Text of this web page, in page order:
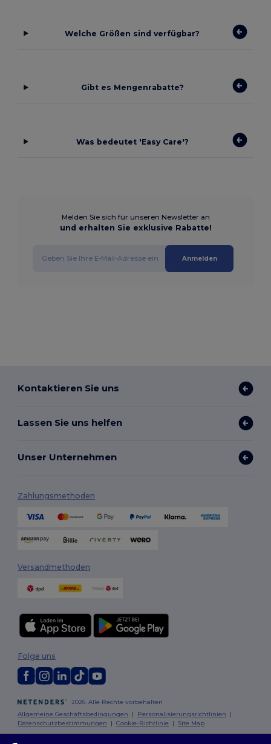
Welche Größen sind verfügbar?
Gibt es Mengenrabatte?
Was bedeutet 'Easy Care'?
Melden Sie sich für unseren Newsletter an
und erhalten Sie exklusive Rabatte!
Anmelden
Kontaktieren Sie uns
Lassen Sie uns helfen
Unser Unternehmen
Zahlungsmethoden
Versandmethoden
2026. Alle Rechte vorbehalten
Allgemeine Geschäftsbedingungen | Personalisierungsrichtlinien |
Datenschutzbestimmungen |Cookie-Richtlinie | Site Map
Folge uns